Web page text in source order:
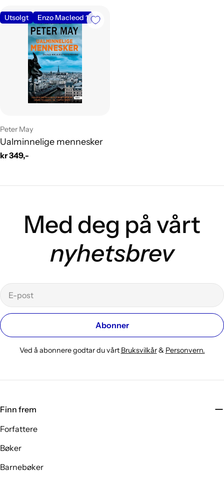
Utsolgt Enzo Macleod 1
Leverandør:
Peter May
Ualminnelige mennesker
Vanlig
kr 349,-
Med deg på vårt
nyhetsbrev
E-
post
Abonner
Ved å abonnere godtar du vårt Bruksvilkår& Personvern.
Finn frem
Forfattere
Bøker
Barnebøker